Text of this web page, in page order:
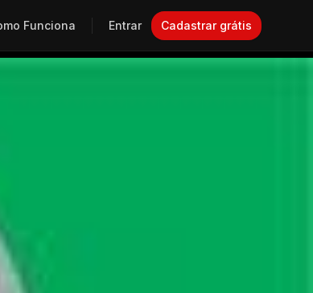
Funciona Entrar Cadastrar grátis